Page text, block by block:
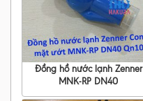
Đồng hồ nước lạnh Zenner
MNK-RP DN40